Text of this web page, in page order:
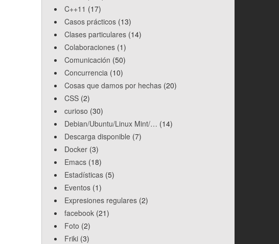
C++11 (17)
Casos prácticos (13)
Clases particulares (14)
Colaboraciones (1)
Comunicación (50)
Concurrencia (10)
Cosas que damos por hechas (20)
CSS (2)
curioso (30)
Debian/Ubuntu/Linux Mint/… (14)
Descarga disponible (7)
Docker (3)
Emacs (18)
Estadísticas (5)
Eventos (1)
Expresiones regulares (2)
facebook (21)
Foto (2)
Friki (3)